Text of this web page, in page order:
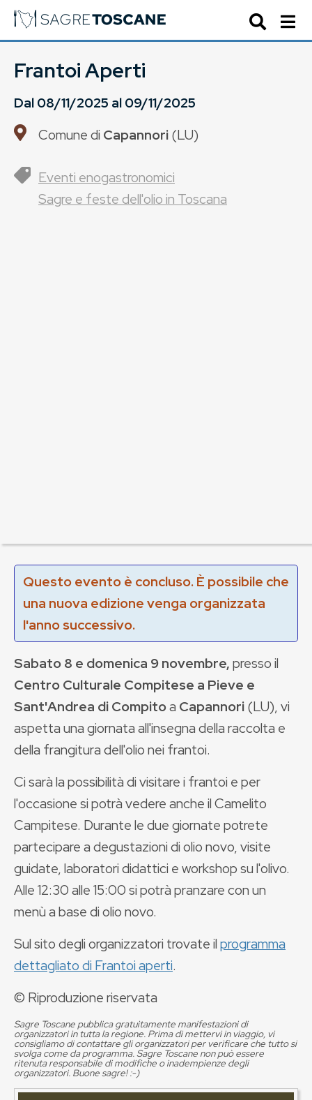
Frantoi Aperti
Dal08/11/2025 al09/11/2025
Comune di Capannori(LU)
Eventi enogastronomici
Sagre e feste dell'olio in Toscana
Questo evento è concluso. È possibile che
una nuova edizione venga organizzata
l'anno successivo.
Sabato 8 e domenica 9 novembre,presso il
Centro Culturale Compitese a Pieve e
Sant'Andrea di Compitoa Capannori(LU), vi
aspetta una giornata all'insegna della raccolta e
della frangitura dell'olio nei frantoi.
Ci sarà la possibilità di visitare i frantoi e per
l'occasione si potrà vedere anche il Camelito
Campitese. Durante le due giornate potrete
partecipare a degustazioni di olio novo, visite
guidate, laboratori didattici e workshop su l'olivo.
Alle 12:30 alle 15:00 si potrà pranzare con un
menù a base di olio novo.
Sul sito degli organizzatori trovate ilprogramma
dettagliato di Frantoi aperti.
© Riproduzione riservata
Sagre Toscane pubblica gratuitamente manifestazioni di
organizzatori in tutta la regione. Prima di mettervi in viaggio, vi
consigliamo di contattare gli organizzatori per verificare che tutto si
svolga come da programma. Sagre Toscane non può essere
ritenuta responsabile di modifiche o inadempienze degli
organizzatori. Buone sagre! :-)